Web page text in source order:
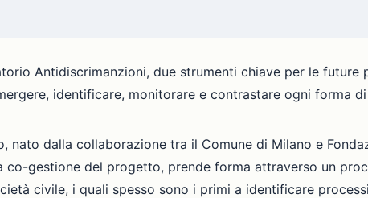
Antidiscrimanzioni, due strumenti chiave per le
identificare, monitorare e contrastare ogni forma
dalla collaborazione tra il Comune di Milano e
gestione del progetto, prende forma attraverso un
civile, i quali spesso sono i primi a identificare